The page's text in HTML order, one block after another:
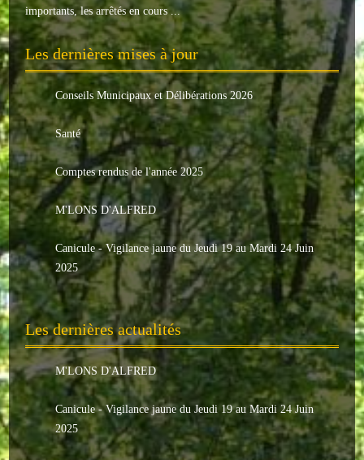
Galerie
LA MAIRIE
Horaires
Agence postale
Le conseil municipal
Les élus
Les commissions
Les comptes rendus
Le personnel communal
L'Echo de Nuaillé
Tarifs et locations
Galeries photos
INDISPENSABLES
importants, les arrêtés en cours ...
Les dernières mises à jour
Conseils Municipaux et Délibérations 2026
Santé
Comptes rendus de l'année 2025
M'LONS D'ALFRED
Canicule - Vigilance jaune du Jeudi 19 au Mardi 24 Juin
2025
Les dernières actualités
M'LONS D'ALFRED
Canicule - Vigilance jaune du Jeudi 19 au Mardi 24 Juin
2025